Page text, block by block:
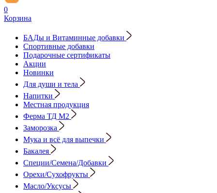
0
Корзина
БАДы и Витаминные добавки
Спортивные добавки
Подарочные сертификаты
Акции
Новинки
Для души и тела
Напитки
Местная продукция
Ферма ТД М2
Заморозка
Мука и всё для выпечки
Бакалея
Специи/Семена/Добавки
Орехи/Сухофрукты
Масло/Уксусы